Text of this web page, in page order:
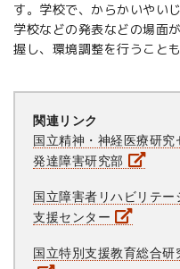
す。学校で、からかいやい
学校などの発表などの場面
握し、環境調整を行うことも
関連リンク
国立精神・神経医療研究
発達障害研究部
国立障害者リハビリテー
支援センター
国立特別支援教育総合